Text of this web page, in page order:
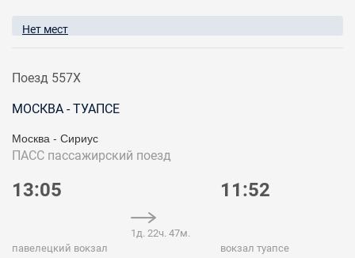
Нет мест
Поезд 557Х
МОСКВА - ТУАПСЕ
Москва - Сириус
ПАСС пассажирский поезд
13:05
павелецкий вокзал
1д. 22ч. 47м.
11:52
вокзал туапсе